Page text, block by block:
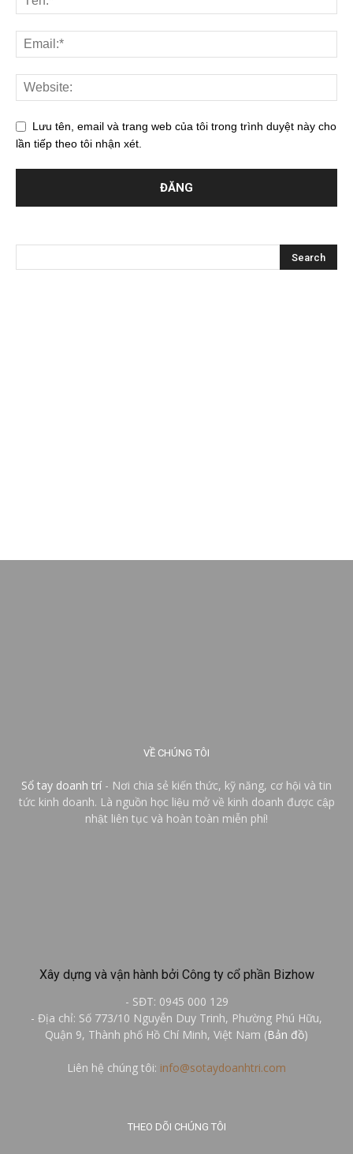
Lưu tên, email và trang web của tôi trong trình duyệt này cho
lần tiếp theo tôi nhận xét.
VỀ CHÚNG TÔI
Sổ tay doanh trí - Nơi chia sẻ kiến thức, kỹ năng, cơ hội và tin
tức kinh doanh. Là nguồn học liệu mở về kinh doanh được cập
nhật liên tục và hoàn toàn miễn phí!
Xây dựng và vận hành bởi Công ty cổ phần Bizhow
- SĐT: 0945 000 129
- Địa chỉ: Số 773/10 Nguyễn Duy Trinh, Phường Phú Hữu,
Quận 9, Thành phố Hồ Chí Minh, Việt Nam (Bản đồ)
Liên hệ chúng tôi: info@sotaydoanhtri.com
THEO DÕI CHÚNG TÔI